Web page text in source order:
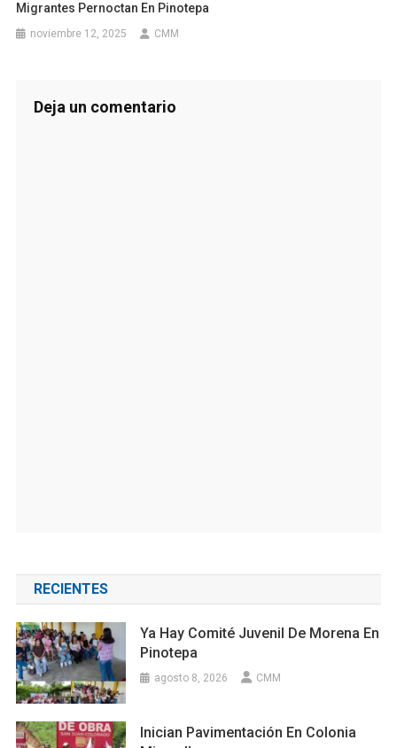
Migrantes Pernoctan En Pinotepa
noviembre 12, 2025 CMM
Deja un comentario
RECIENTES
Ya Hay Comité Juvenil De Morena En
Pinotepa
agosto 8, 2026 CMM
Inician Pavimentación En Colonia